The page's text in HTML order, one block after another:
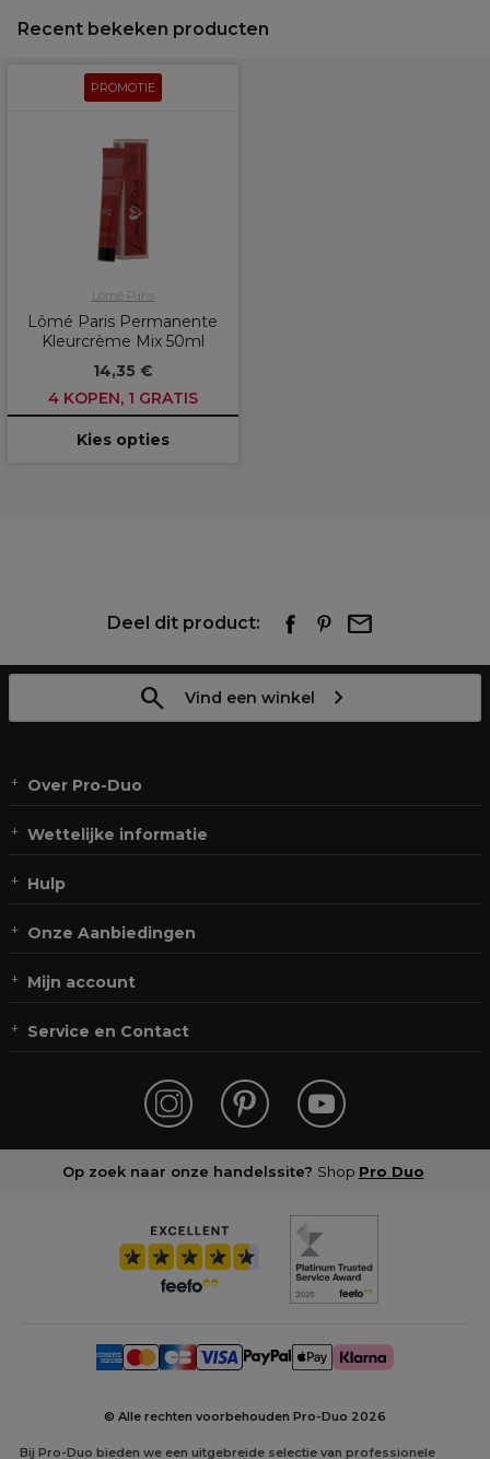
Recent bekeken producten
PROMOTIE
Lômé Paris
Lômé Paris Permanente
Kleurcrème Mix 50ml
14,35 €
4 KOPEN, 1 GRATIS
Kies opties
Deel dit product:
Vind een winkel
Over Pro-Duo
Wettelijke informatie
Hulp
Onze Aanbiedingen
Mijn account
Service en Contact
Op zoek naar onze handelssite? Shop Pro Duo
© Alle rechten voorbehouden Pro-Duo 2026
Bij Pro-Duo bieden we een uitgebreide selectie van professionele